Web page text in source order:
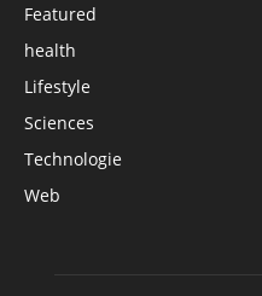
Featured
health
Lifestyle
Sciences
Technologie
Web